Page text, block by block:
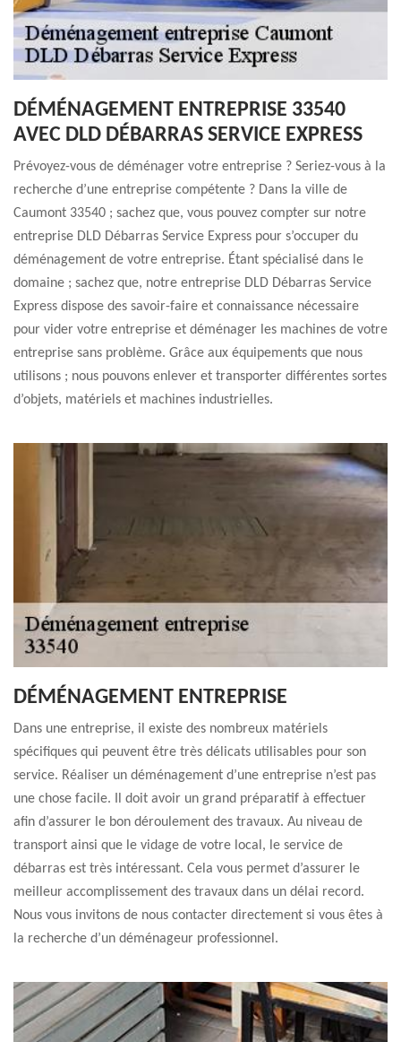
DÉMÉNAGEMENT ENTREPRISE 33540
AVEC DLD DÉBARRAS SERVICE EXPRESS
Prévoyez-vous de déménager votre entreprise ? Seriez-vous à la
recherche d’une entreprise compétente ? Dans la ville de
Caumont 33540 ; sachez que, vous pouvez compter sur notre
entreprise DLD Débarras Service Express pour s’occuper du
déménagement de votre entreprise. Étant spécialisé dans le
domaine ; sachez que, notre entreprise DLD Débarras Service
Express dispose des savoir-faire et connaissance nécessaire
pour vider votre entreprise et déménager les machines de votre
entreprise sans problème. Grâce aux équipements que nous
utilisons ; nous pouvons enlever et transporter différentes sortes
d’objets, matériels et machines industrielles.
DÉMÉNAGEMENT ENTREPRISE
Dans une entreprise, il existe des nombreux matériels
spécifiques qui peuvent être très délicats utilisables pour son
service. Réaliser un déménagement d’une entreprise n’est pas
une chose facile. Il doit avoir un grand préparatif à effectuer
afin d’assurer le bon déroulement des travaux. Au niveau de
transport ainsi que le vidage de votre local, le service de
débarras est très intéressant. Cela vous permet d’assurer le
meilleur accomplissement des travaux dans un délai record.
Nous vous invitons de nous contacter directement si vous êtes à
la recherche d’un déménageur professionnel.